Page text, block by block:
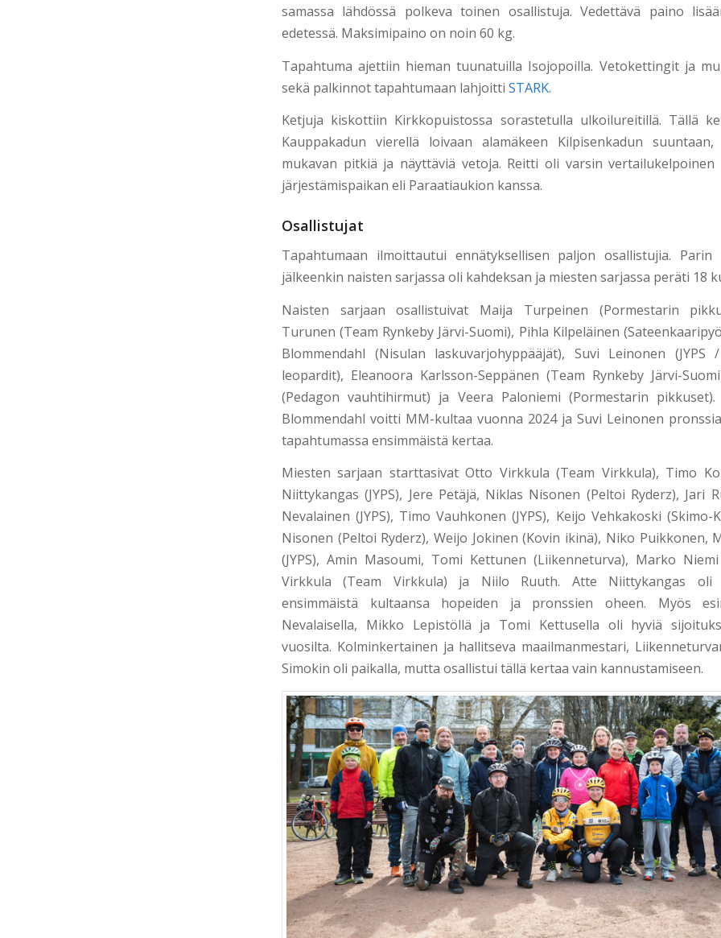
samassa lähdössä polkeva toinen osallistuja. Vedettävä paino
edetessä. Maksimipaino on noin 60 kg.
Tapahtuma ajettiin hieman tuunatuilla Isojopoilla. Vetokettingit ja
sekä palkinnot tapahtumaan lahjoitti STARK.
Ketjuja kiskottiin Kirkkopuistossa sorastetulla ulkoilureitillä. Tällä
Kauppakadun vierellä loivaan alamäkeen Kilpisenkadun
mukavan pitkiä ja näyttäviä vetoja. Reitti oli varsin vertailukelpoinen
järjestämispaikan eli Paraatiaukion kanssa.
Osallistujat
Tapahtumaan ilmoittautui ennätyksellisen paljon osallistujia. Parin
jälkeenkin naisten sarjassa oli kahdeksan ja miesten sarjassa peräti 18
Naisten sarjaan osallistuivat Maija Turpeinen (Pormestarin
Turunen (Team Rynkeby Järvi-Suomi), Pihla Kilpeläinen
Blommendahl (Nisulan laskuvarjohyppääjät), Suvi Leinonen (JYPS
leopardit), Eleanoora Karlsson-Seppänen (Team Rynkeby Järvi-
(Pedagon vauhtihirmut) ja Veera Paloniemi (Pormestarin
Blommendahl voitti MM-kultaa vuonna 2024 ja Suvi Leinonen
tapahtumassa ensimmäistä kertaa.
Miesten sarjaan starttasivat Otto Virkkula (Team Virkkula), Timo
Niittykangas (JYPS), Jere Petäjä, Niklas Nisonen (Peltoi Ryderz), Jari
Nevalainen (JYPS), Timo Vauhkonen (JYPS), Keijo Vehkakoski (Skimo-
Nisonen (Peltoi Ryderz), Weijo Jokinen (Kovin ikinä), Niko Puikkonen,
(JYPS), Amin Masoumi, Tomi Kettunen (Liikenneturva), Marko Niemi
Virkkula (Team Virkkula) ja Niilo Ruuth. Atte Niittykangas oli
ensimmäistä kultaansa hopeiden ja pronssien oheen. Myös
Nevalaisella, Mikko Lepistöllä ja Tomi Kettusella oli hyviä
vuosilta. Kolminkertainen ja hallitseva maailmanmestari,
Simokin oli paikalla, mutta osallistui tällä kertaa vain kannustamiseen.